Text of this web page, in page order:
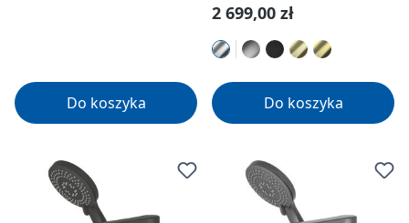
Do koszyka
Cena regularna:
2 699,00 zł
Do koszyka